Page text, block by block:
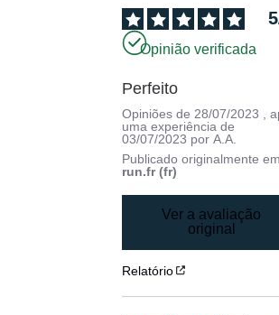
5
Opinião verificada
Perfeito
Opiniões de 28/07/2023
,
uma experiência de
03/07/2023 porA.A.
Publicado originalmente
run.fr (fr)
Ver a avaliação
original
Relatório